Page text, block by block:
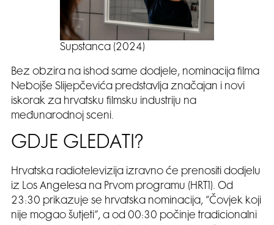
Supstanca (2024)
Bez obzira na ishod same dodjele, nominacija filma
Nebojše Slijepčevića predstavlja značajan i novi
iskorak za hrvatsku filmsku industriju na
međunarodnoj sceni.
GDJE GLEDATI?
Hrvatska radiotelevizija izravno će prenositi dodjelu
iz Los Angelesa na Prvom programu (HRT1). Od
23:30 prikazuje se hrvatska nominacija, “Čovjek koji
nije mogao šutjeti”, a od 00:30 počinje tradicionalni